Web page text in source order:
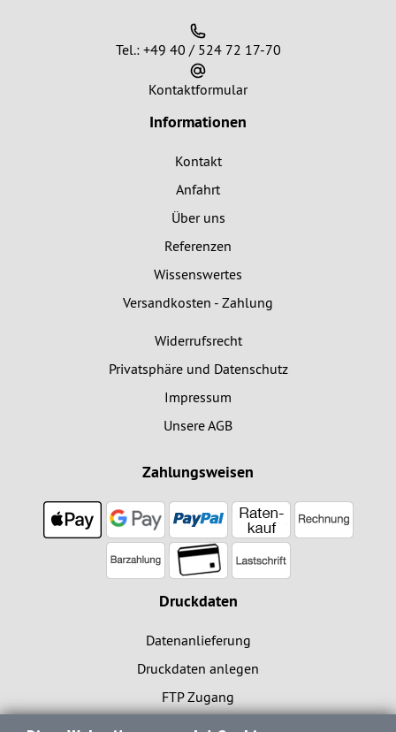
Tel.: +49 40 / 524 72 17-70
Kontaktformular
Informationen
Kontakt
Anfahrt
Über uns
Referenzen
Wissenswertes
Versandkosten - Zahlung
Widerrufsrecht
Privatsphäre und Datenschutz
Impressum
Unsere AGB
Zahlungsweisen
Druckdaten
Datenanlieferung
Druckdaten anlegen
FTP Zugang